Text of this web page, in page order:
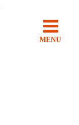
MENU